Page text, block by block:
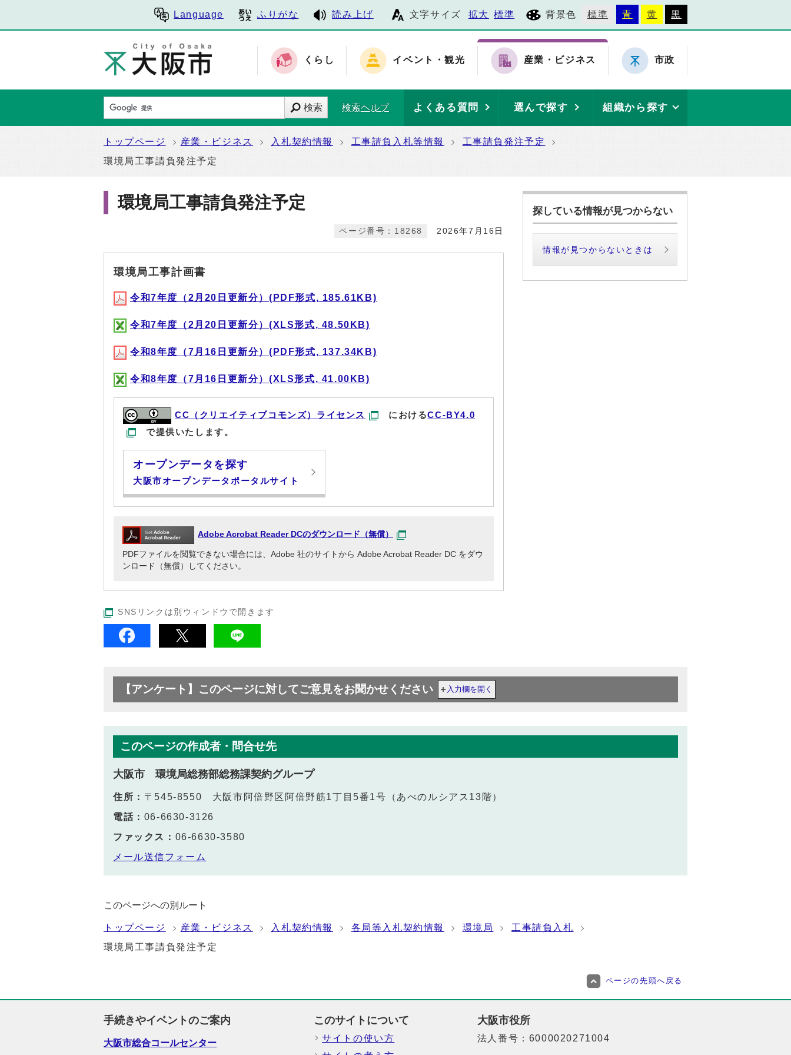
Language ふりがな 読み上げ 文字サイズ 拡大 標準 背景色 標準 青 黄 黒
くらし イベント・観光 産業・ビジネス 市政
検索 検索ヘルプ よくある質問 選んで探す 組織から探す
トップページ 産業・ビジネス 入札契約情報 工事請負入札等情報
工事請負発注予定
環境局工事請負発注予定
環境局工事請負発注予定
2026年7月16日
ページ番号：18268
環境局工事計画書
令和7年度（2月20日更新分）(PDF形式, 185.61KB)
令和7年度（2月20日更新分）(XLS形式, 48.50KB)
令和8年度（7月16日更新分）(PDF形式, 137.34KB)
令和8年度（7月16日更新分）(XLS形式, 41.00KB)
CC（クリエイティブコモンズ）ライセンス におけるCC-BY4.0
で提供いたします。
オープンデータを探す
大阪市オープンデータポータルサイト
Adobe Acrobat Reader DCのダウンロード（無償）
PDFファイルを閲覧できない場合には、Adobe 社のサイトから Adobe Acrobat Reader DC をダウ
ンロード（無償）してください。
SNSリンクは別ウィンドウで開きます
探している情報が見つからない
情報が見つからないときは
【アンケート】このページに対してご意見をお聞かせください 入力欄を開く
このページの作成者・問合せ先
大阪市 環境局総務部総務課契約グループ
住所： 〒545-8550 大阪市阿倍野区阿倍野筋1丁目5番1号（あべのルシアス13階）
電話： 06-6630-3126
ファックス： 06-6630-3580
メール送信フォーム
このページへの別ルート
トップページ 産業・ビジネス 入札契約情報 各局等入札契約情報 環境局
工事請負入札
環境局工事請負発注予定
ページの先頭へ戻る
手続きやイベントのご案内
大阪市総合コールセンター
このサイトについて
サイトの使い方
大阪市役所
法人番号：6000020271004